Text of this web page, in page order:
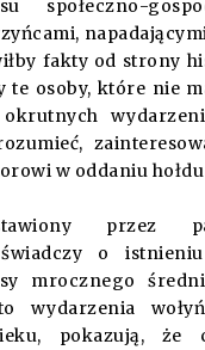
społeczno-
fakty od strony
te osoby, które nie
w oddaniu
przez
o
mrocznego
wydarzenia
pokazują, że